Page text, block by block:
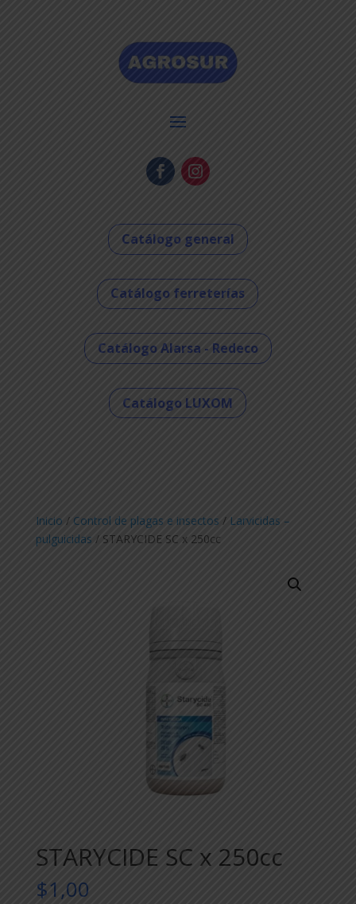
Catálogo general
Catálogo ferreterías
Catálogo Alarsa - Redeco
Catálogo LUXOM
Inicio / Control de plagas e insectos / Larvicidas –
pulguicidas / STARYCIDE SC x 250cc
STARYCIDE SC x 250cc
$1,00